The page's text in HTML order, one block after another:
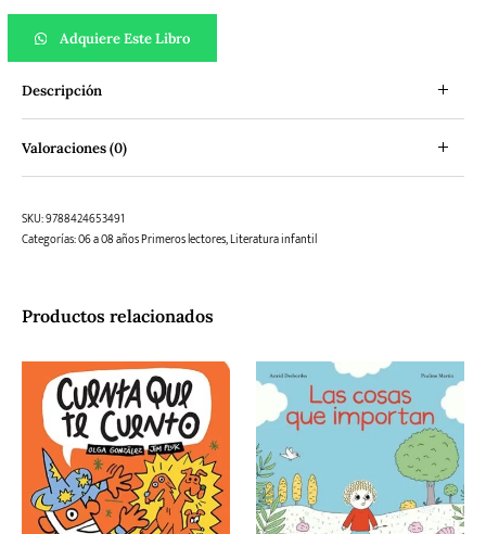
Adquiere Este Libro
Descripción
Valoraciones (0)
SKU:9788424653491
Categorías:06 a 08 años Primeros lectores,Literatura infantil
Productos relacionados